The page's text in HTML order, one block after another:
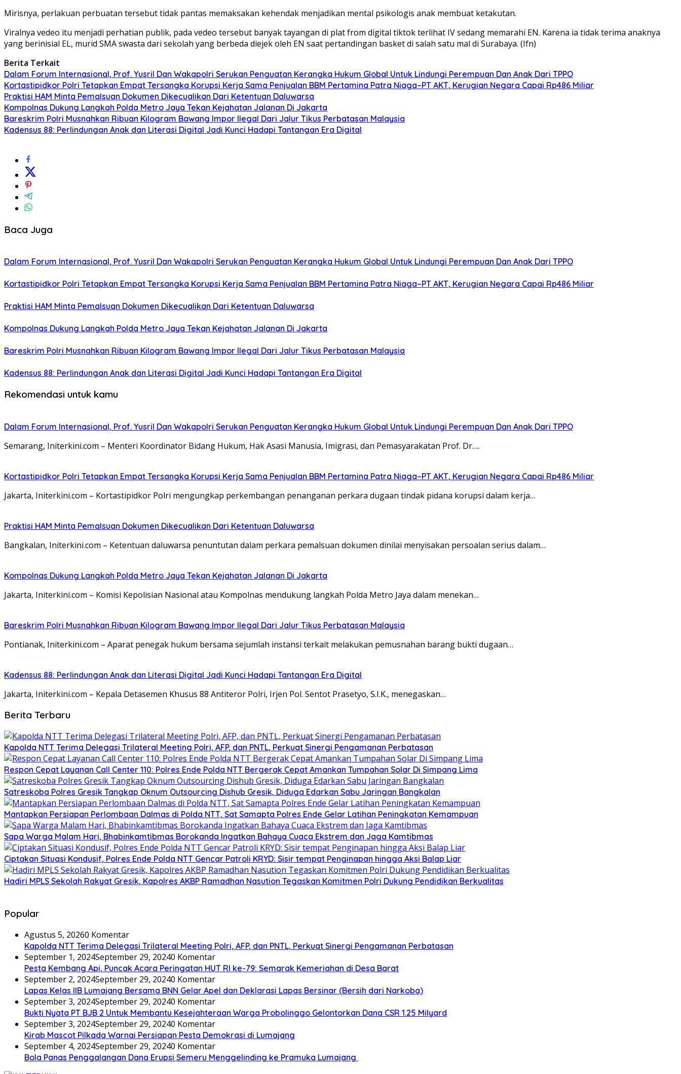
Mirisnya, perlakuan perbuatan tersebut tidak pantas memaksakan kehendak menjadikan mental psikologis anak membuat ketakutan.
Viralnya vedeo itu menjadi perhatian publik, pada vedeo tersebut banyak tayangan di plat from digital tiktok terlihat IV sedang memarahi EN. Karena ia tidak terima anaknya
yang berinisial EL, murid SMA swasta dari sekolah yang berbeda diejek oleh EN saat pertandingan basket di salah satu mal di Surabaya. (Ifn)
Berita Terkait
Dalam Forum Internasional, Prof. Yusril Dan Wakapolri Serukan Penguatan Kerangka Hukum Global Untuk Lindungi Perempuan Dan Anak Dari TPPO
Kortastipidkor Polri Tetapkan Empat Tersangka Korupsi Kerja Sama Penjualan BBM Pertamina Patra Niaga–PT AKT, Kerugian Negara Capai Rp486 Miliar
Praktisi HAM Minta Pemalsuan Dokumen Dikecualikan Dari Ketentuan Daluwarsa
Kompolnas Dukung Langkah Polda Metro Jaya Tekan Kejahatan Jalanan Di Jakarta
Bareskrim Polri Musnahkan Ribuan Kilogram Bawang Impor Ilegal Dari Jalur Tikus Perbatasan Malaysia
Kadensus 88: Perlindungan Anak dan Literasi Digital Jadi Kunci Hadapi Tantangan Era Digital
Baca Juga
Dalam Forum Internasional, Prof. Yusril Dan Wakapolri Serukan Penguatan Kerangka Hukum Global Untuk Lindungi Perempuan Dan Anak Dari TPPO
Kortastipidkor Polri Tetapkan Empat Tersangka Korupsi Kerja Sama Penjualan BBM Pertamina Patra Niaga–PT AKT, Kerugian Negara Capai Rp486 Miliar
Praktisi HAM Minta Pemalsuan Dokumen Dikecualikan Dari Ketentuan Daluwarsa
Kompolnas Dukung Langkah Polda Metro Jaya Tekan Kejahatan Jalanan Di Jakarta
Bareskrim Polri Musnahkan Ribuan Kilogram Bawang Impor Ilegal Dari Jalur Tikus Perbatasan Malaysia
Kadensus 88: Perlindungan Anak dan Literasi Digital Jadi Kunci Hadapi Tantangan Era Digital
Rekomendasi untuk kamu
Dalam Forum Internasional, Prof. Yusril Dan Wakapolri Serukan Penguatan Kerangka Hukum Global Untuk Lindungi Perempuan Dan Anak Dari TPPO
Semarang, Initerkini.com – Menteri Koordinator Bidang Hukum, Hak Asasi Manusia, Imigrasi, dan Pemasyarakatan Prof. Dr….
Kortastipidkor Polri Tetapkan Empat Tersangka Korupsi Kerja Sama Penjualan BBM Pertamina Patra Niaga–PT AKT, Kerugian Negara Capai Rp486 Miliar
Jakarta, Initerkini.com – Kortastipidkor Polri mengungkap perkembangan penanganan perkara dugaan tindak pidana korupsi dalam kerja…
Praktisi HAM Minta Pemalsuan Dokumen Dikecualikan Dari Ketentuan Daluwarsa
Bangkalan, Initerkini.com – Ketentuan daluwarsa penuntutan dalam perkara pemalsuan dokumen dinilai menyisakan persoalan serius dalam…
Kompolnas Dukung Langkah Polda Metro Jaya Tekan Kejahatan Jalanan Di Jakarta
Jakarta, Initerkini.com – Komisi Kepolisian Nasional atau Kompolnas mendukung langkah Polda Metro Jaya dalam menekan…
Bareskrim Polri Musnahkan Ribuan Kilogram Bawang Impor Ilegal Dari Jalur Tikus Perbatasan Malaysia
Pontianak, Initerkini.com – Aparat penegak hukum bersama sejumlah instansi terkait melakukan pemusnahan barang bukti dugaan…
Kadensus 88: Perlindungan Anak dan Literasi Digital Jadi Kunci Hadapi Tantangan Era Digital
Jakarta, Initerkini.com – Kepala Detasemen Khusus 88 Antiteror Polri, Irjen Pol. Sentot Prasetyo, S.I.K., menegaskan…
Berita Terbaru
Kapolda NTT Terima Delegasi Trilateral Meeting Polri, AFP, dan PNTL, Perkuat Sinergi Pengamanan Perbatasan
Respon Cepat Layanan Call Center 110: Polres Ende Polda NTT Bergerak Cepat Amankan Tumpahan Solar Di Simpang Lima
Satreskoba Polres Gresik Tangkap Oknum Outsourcing Dishub Gresik, Diduga Edarkan Sabu Jaringan Bangkalan
Mantapkan Persiapan Perlombaan Dalmas di Polda NTT, Sat Samapta Polres Ende Gelar Latihan Peningkatan Kemampuan
Sapa Warga Malam Hari, Bhabinkamtibmas Borokanda Ingatkan Bahaya Cuaca Ekstrem dan Jaga Kamtibmas
Ciptakan Situasi Kondusif, Polres Ende Polda NTT Gencar Patroli KRYD: Sisir tempat Penginapan hingga Aksi Balap Liar
Hadiri MPLS Sekolah Rakyat Gresik, Kapolres AKBP Ramadhan Nasution Tegaskan Komitmen Polri Dukung Pendidikan Berkualitas
Popular
Agustus 5, 20260 Komentar
Kapolda NTT Terima Delegasi Trilateral Meeting Polri, AFP, dan PNTL, Perkuat Sinergi Pengamanan Perbatasan
September 1, 2024September 29, 20240 Komentar
Pesta Kembang Api, Puncak Acara Peringatan HUT RI ke-79: Semarak Kemeriahan di Desa Barat
September 2, 2024September 29, 20240 Komentar
Lapas Kelas IIB Lumajang Bersama BNN Gelar Apel dan Deklarasi Lapas Bersinar (Bersih dari Narkoba)
September 3, 2024September 29, 20240 Komentar
Bukti Nyata PT BJB 2 Untuk Membantu Kesejahteraan Warga Probolinggo Gelontorkan Dana CSR 1.25 Milyard
September 3, 2024September 29, 20240 Komentar
Kirab Mascot Pilkada Warnai Persiapan Pesta Demokrasi di Lumajang
September 4, 2024September 29, 20240 Komentar
Bola Panas Penggalangan Dana Erupsi Semeru Menggelinding ke Pramuka Lumajang